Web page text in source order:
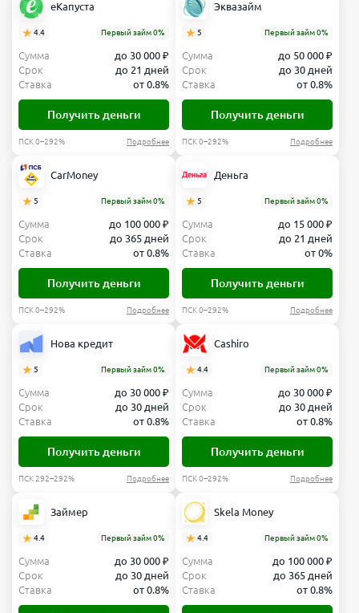
еКапуста
4.4 Первый займ 0%
Сумма
до 30 000 ₽
Срок
до 21 дней
Ставка
от 0.8%
Получить деньги
ПСК 0–292% Подробнее
Эквазайм
5 Первый займ 0%
Сумма
до 50 000 ₽
Срок
до 30 дней
Ставка
от 0.8%
Получить деньги
ПСК 0–292% Подробнее
CarMoney
5 Первый займ 0%
Сумма
до 100 000 ₽
Срок
до 365 дней
Ставка
от 0.8%
Получить деньги
ПСК 0–292% Подробнее
Деньга
5 Первый займ 0%
Сумма
до 15 000 ₽
Срок
до 21 дней
Ставка
от 0%
Получить деньги
ПСК 0–292% Подробнее
Нова кредит
5 Первый займ 0%
Сумма
до 30 000 ₽
Срок
до 30 дней
Ставка
от 0.8%
Получить деньги
ПСК 292–292% Подробнее
Cashiro
4.4 Первый займ 0%
Сумма
до 30 000 ₽
Срок
до 30 дней
Ставка
от 0.8%
Получить деньги
ПСК 0–292% Подробнее
Займер
4.4 Первый займ 0%
Сумма
до 30 000 ₽
Срок
до 30 дней
Ставка
от 0.8%
Skela Money
4.4 Первый займ 0%
Сумма
до 100 000 ₽
Срок
до 365 дней
Ставка
от 0.8%